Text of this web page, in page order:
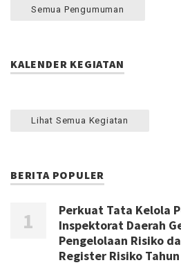
Semua Pengumuman
KALENDER KEGIATAN
Lihat Semua Kegiatan
BERITA POPULER
Perkuat Tata Kelola
Inspektorat Daerah
Pengelolaan Risiko
Register Risiko